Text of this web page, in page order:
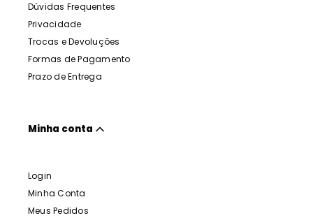
Dúvidas Frequentes
Privacidade
Trocas e Devoluções
Formas de Pagamento
Prazo de Entrega
Minha conta
Login
Minha Conta
Meus Pedidos